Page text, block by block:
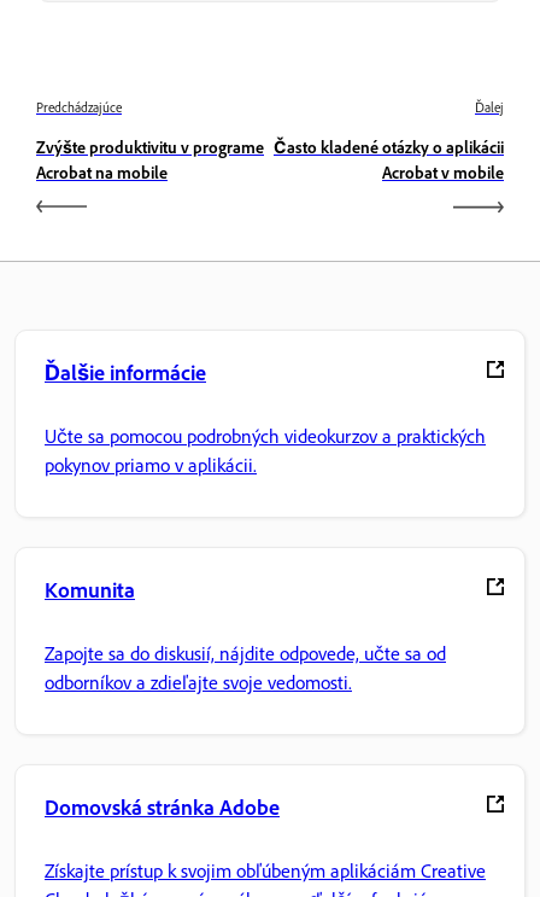
Predchádzajúce
Zvýšte produktivitu v programe
Acrobat na mobile
Ďalej
Často kladené otázky o aplikácii
Acrobat v mobile
Ďalšie informácie
Učte sa pomocou podrobných videokurzov a praktických
pokynov priamo v aplikácii.
Komunita
Zapojte sa do diskusií, nájdite odpovede, učte sa od
odborníkov a zdieľajte svoje vedomosti.
Domovská stránka Adobe
Získajte prístup k svojim obľúbeným aplikáciám Creative